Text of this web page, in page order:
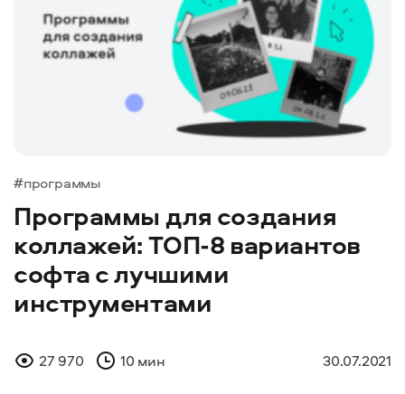
#программы
Программы для создания
коллажей: ТОП-8 вариантов
софта с лучшими
инструментами
27 970 10 мин 30.07.2021